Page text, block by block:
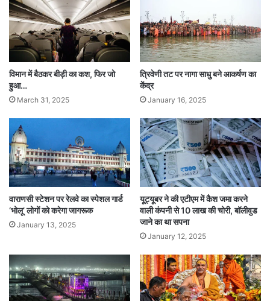
होती है।
आंकड़े दर्शाते हैं कि औसतन हर महीने आईएमएफएल की
1.60 करोड़ बोतलें और बीयर की 2.9 करोड़ बोतलें बिकती
हैं।
Tags
विमान में बैठकर बीड़ी का कश, फिर जो
हुआ…
March 31, 2025
त्रिवेणी तट पर नागा साधु बने आकर्षण का
केंद्र
January 16, 2025
वाराणसी स्टेशन पर रेलवे का स्पेशल गार्ड
‘भोलू’ लोगों को करेगा जागरूक
January 13, 2025
यूट्यूबर ने की एटीएम में कैश जमा करने
वाली कंपनी से 10 लाख की चोरी, बॉलीवुड
जाने का था सपना
January 12, 2025